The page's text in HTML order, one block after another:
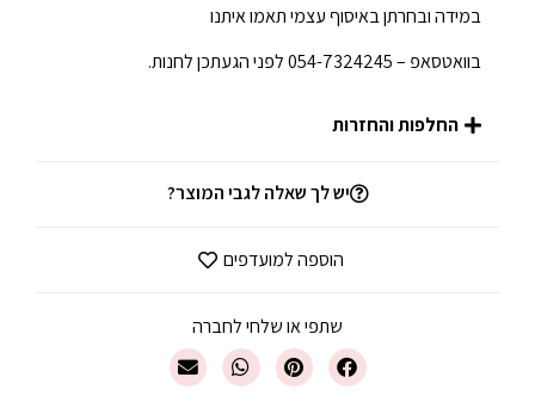
במידה ובחרתן באיסוף עצמי תאמו איתנו
בוואטסאפ – 054-7324245 לפני הגעתכן לחנות.
החלפות והחזרות
יש לך שאלה לגבי המוצר?
הוספה למועדפים
שתפי או שלחי לחברה